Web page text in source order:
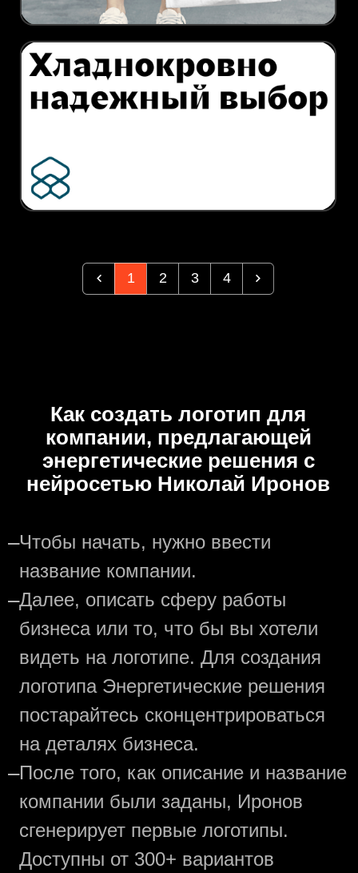
1 2 3 4
Как создать логотип для
компании, предлагающей
энергетические решения с
нейросетью Николай Иронов
—Чтобы начать, нужно ввести
название компании.
—Далее, описать сферу работы
бизнеса или то, что бы вы хотели
видеть на логотипе. Для создания
логотипа Энергетические решения
постарайтесь сконцентрироваться
на деталях бизнеса.
—После того, как описание и название
компании были заданы, Иронов
сгенерирует первые логотипы.
Доступны от 300+ вариантов